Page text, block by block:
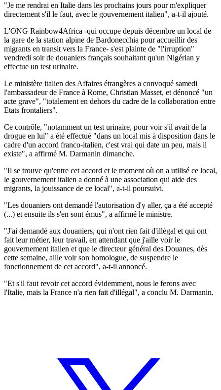
"Je me rendrai en Italie dans les prochains jours pour m'expliquer
directement s'il le faut, avec le gouvernement italien", a-t-il ajouté.
L'ONG Rainbow4Africa -qui occupe depuis décembre un local de
la gare de la station alpine de Bardonecchia pour accueillir des
migrants en transit vers la France- s'est plainte de "l'irruption"
vendredi soir de douaniers français souhaitant qu'un Nigérian y
effectue un test urinaire.
Le ministère italien des Affaires étrangères a convoqué samedi
l'ambassadeur de France à Rome, Christian Masset, et dénoncé "un
acte grave", "totalement en dehors du cadre de la collaboration entre
Etats frontaliers".
Ce contrôle, "notamment un test urinaire, pour voir s'il avait de la
drogue en lui" a été effectué "dans un local mis à disposition dans le
cadre d'un accord franco-italien, c'est vrai qui date un peu, mais il
existe", a affirmé M. Darmanin dimanche.
"Il se trouve qu'entre cet accord et le moment où on a utilisé ce local,
le gouvernement italien a donné à une association qui aide des
migrants, la jouissance de ce local", a-t-il poursuivi.
"Les douaniers ont demandé l'autorisation d'y aller, ça a été accepté
(...) et ensuite ils s'en sont émus", a affirmé le ministre.
"J'ai demandé aux douaniers, qui n'ont rien fait d'illégal et qui ont
fait leur métier, leur travail, en attendant que j'aille voir le
gouvernement italien et que le directeur général des Douanes, dès
cette semaine, aille voir son homologue, de suspendre le
fonctionnement de cet accord", a-t-il annoncé.
"Et s'il faut revoir cet accord évidemment, nous le ferons avec
l'Italie, mais la France n'a rien fait d'illégal", a conclu M. Darmanin.